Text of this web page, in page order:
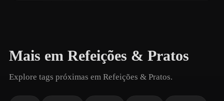
Mais em Refeições & Pratos
Explore tags próximas em Refeições & Pratos.